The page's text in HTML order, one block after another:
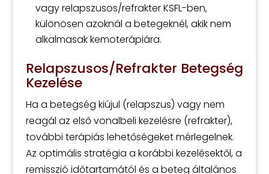
vagy relapszusos/refrakter KSFL-ben,
különösen azoknál a betegeknél, akik nem
alkalmasak kemoterápiára.
Relapszusos/Refrakter Betegség
Kezelése
Ha a betegség kiújul (relapszus) vagy nem
reagál az első vonalbeli kezelésre (refrakter),
további terápiás lehetőségeket mérlegelnek.
Az optimális stratégia a korábbi kezelésektől, a
remisszió időtartamától és a beteg általános